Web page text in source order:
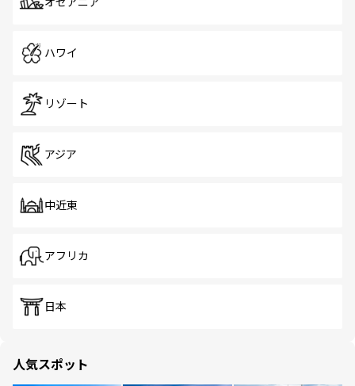
ハワイ
リゾート
アジア
中近東
アフリカ
日本
人気スポット